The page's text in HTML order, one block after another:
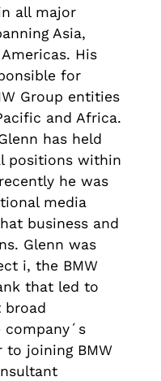
all major
Asia,
His
for
Group entities
and Africa.
has held
positions within
he was
media
business and
Glenn was
i, the BMW
that led to
broad
joining BMW